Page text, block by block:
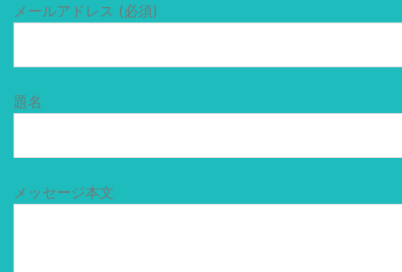
メールアドレス (必須)
題名
メッセージ本文